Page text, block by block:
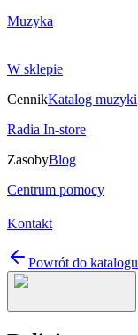
Muzyka
W sklepie
CennikKatalog muzyki
Radia In-store
ZasobyBlog
Centrum pomocy
Kontakt
Powrót do katalogu